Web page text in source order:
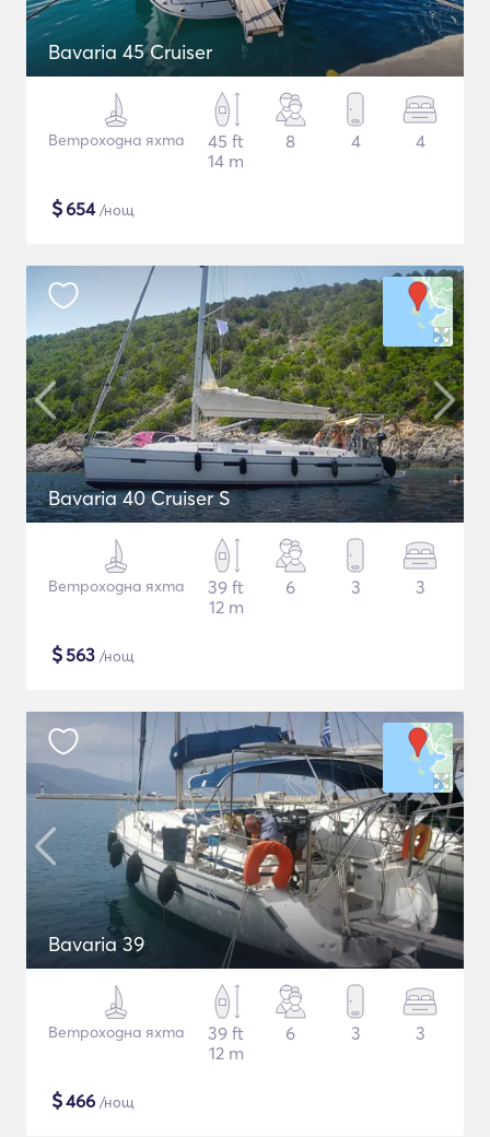
Bavaria 45 Cruiser
Ветроходна яхта
45 ft
14 m
8 4 4
$654/нощ
Bavaria 40 Cruiser S
Ветроходна яхта
39 ft
12 m
6 3 3
$563 /нощ
Bavaria 39
Ветроходна яхта
39 ft
12 m
6 3 3
$466 /нощ